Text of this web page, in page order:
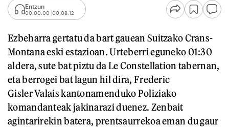
Entzun
00:00:00 00:08:12
Ezbeharra gertatu da bart gauean Suitzako Crans-
Montana eski estazioan. Urteberri eguneko 01:30
aldera, sute bat piztu da Le Constellation tabernan,
eta berrogei bat lagun hil dira, Frederic
Gisler Valais kantonamenduko Poliziako
komandanteak jakinarazi duenez. Zenbait
agintarirekin batera, prentsaurrekoa eman du gaur